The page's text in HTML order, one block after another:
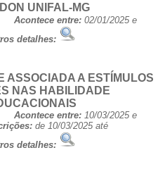
UNIFAL-MG
Acontece entre: 02/01/2025 e
detalhes:
ASSOCIADA A ESTÍMULOS
NAS HABILIDADE
Acontece entre: 10/03/2025 e
de 10/03/2025 até
detalhes: